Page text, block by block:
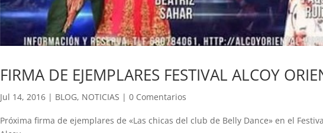
FIRMA DE EJEMPLARES FESTIVAL ALCOY
Jul 14, 2016| BLOG, NOTICIAS | 0 Comentarios
Próxima firma de ejemplares de «Las chicas del club de Belly Dance» en el